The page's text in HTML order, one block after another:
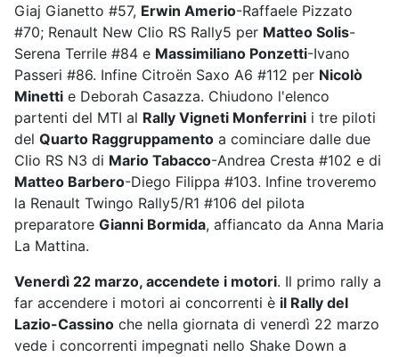
Giaj Gianetto #57, Erwin Amerio-Raffaele Pizzato
#70; Renault New Clio RS Rally5 per Matteo Solis-
Serena Terrile #84 e Massimiliano Ponzetti-Ivano
Passeri #86. Infine Citroën Saxo A6 #112 per Nicolò
Minetti e Deborah Casazza. Chiudono l'elenco
partenti del MTI al Rally Vigneti Monferrini i tre piloti
del Quarto Raggruppamento a cominciare dalle due
Clio RS N3 di Mario Tabacco-Andrea Cresta #102 e di
Matteo Barbero-Diego Filippa #103. Infine troveremo
la Renault Twingo Rally5/R1 #106 del pilota
preparatore Gianni Bormida, affiancato da Anna Maria
La Mattina.
Venerdì 22 marzo, accendete i motori. Il primo rally a
far accendere i motori ai concorrenti è il Rally del
Lazio-Cassino che nella giornata di venerdì 22 marzo
vede i concorrenti impegnati nello Shake Down a